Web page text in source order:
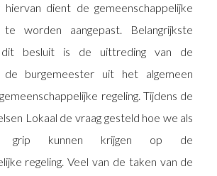
hiervan dient de gemeenschappelijke
worden aangepast. Belangrijkste
besluit is de uittreding van de
de burgemeester uit het algemeen
regeling. Tijdens de
Lokaal de vraag gesteld hoe we als
grip kunnen krijgen op de
regeling. Veel van de taken van de